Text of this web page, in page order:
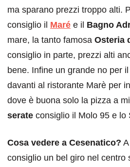
ma sparano prezzi troppo alti.
consiglio il Maré e il Bagno
mare, la tanto famosa Osteria
consiglio in parte, prezzi alti
bene. Infine un grande no per il
davanti al ristorante Marè per
dove è buona solo la pizza a
serate consiglio il Molo 95 e lo
Cosa vedere a Cesenatico?
consiglio un bel giro nel centro